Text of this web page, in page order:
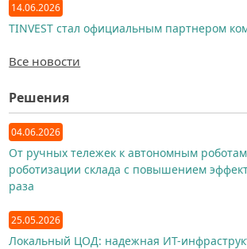
14.06.2026
TINVEST стал официальным партнером
Все новости
Решения
04.06.2026
От ручных тележек к автономным
роботизации склада с повышением
раза
25.05.2026
Локальный ЦОД: надежная ИТ-